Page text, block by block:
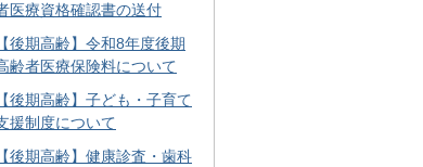
医療資格確認書の送付
【後期高齢】令和8年度後期
齢者医療保険料について
【後期高齢】子ども・子育て
援制度について
【後期高齢】健康診査・歯科